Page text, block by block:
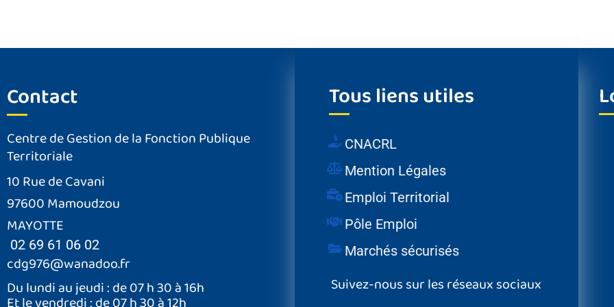
Contact
Centre de Gestion de la Fonction Publique
Territoriale
10 Rue de Cavani
97600 Mamoudzou
MAYOTTE
02 69 61 06 02
cdg976@wanadoo.fr
Du lundi au jeudi : de 07 h 30 à 16h
Tous liens utiles
CNACRL
Mention Légales
Emploi Territorial
Pôle Emploi
Marchés sécurisés
Suivez-nous sur les réseaux sociaux